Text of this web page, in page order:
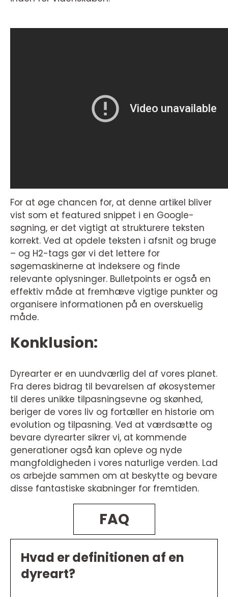
For at øge chancen for, at denne artikel bliver
vist som et featured snippet i en Google-
søgning, er det vigtigt at strukturere teksten
korrekt. Ved at opdele teksten i afsnit og bruge
– og H2-tags gør vi det lettere for
søgemaskinerne at indeksere og finde
relevante oplysninger. Bulletpoints er også en
effektiv måde at fremhæve vigtige punkter og
organisere informationen på en overskuelig
måde.
Konklusion:
Dyrearter er en uundværlig del af vores planet.
Fra deres bidrag til bevarelsen af økosystemer
til deres unikke tilpasningsevne og skønhed,
beriger de vores liv og fortæller en historie om
evolution og tilpasning. Ved at værdsætte og
bevare dyrearter sikrer vi, at kommende
generationer også kan opleve og nyde
mangfoldigheden i vores naturlige verden. Lad
os arbejde sammen om at beskytte og bevare
disse fantastiske skabninger for fremtiden.
FAQ
Hvad er definitionen af en
dyreart?